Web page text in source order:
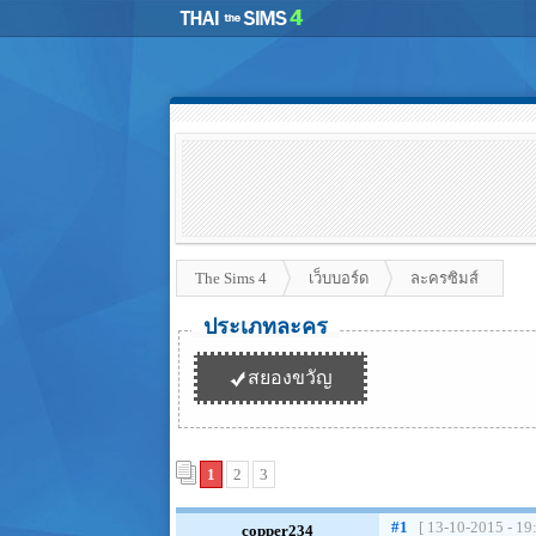
The Sims 4 เว็บบอร์ด ละครซิมส์
ประเภทละคร
สยองขวัญ
1 2 3
copper234 #1 [ 13-10-2015 -